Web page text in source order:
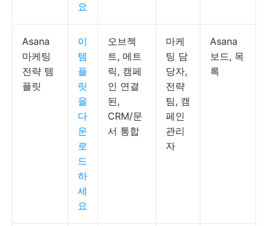
요
Asana
마케팅
전략 템
플릿
이
템
플
릿
을
다
운
로
드
하
세
요
오브젝
트, 메트
릭, 캠페
인 연결
된,
CRM/문
서 통합
마케
팅 담
당자,
전략
팀, 캠
페인
관리
자
Asana
보드, 목
록